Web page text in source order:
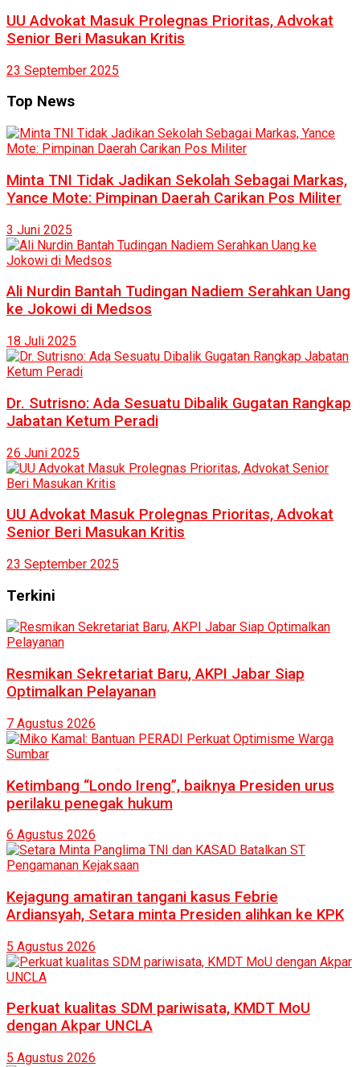
UU Advokat Masuk Prolegnas Prioritas, Advokat
Senior Beri Masukan Kritis
23 September 2025
Top News
Minta TNI Tidak Jadikan Sekolah Sebagai Markas,
Yance Mote: Pimpinan Daerah Carikan Pos Militer
3 Juni 2025
Ali Nurdin Bantah Tudingan Nadiem Serahkan Uang
ke Jokowi di Medsos
18 Juli 2025
Dr. Sutrisno: Ada Sesuatu Dibalik Gugatan Rangkap
Jabatan Ketum Peradi
26 Juni 2025
UU Advokat Masuk Prolegnas Prioritas, Advokat
Senior Beri Masukan Kritis
23 September 2025
Terkini
Resmikan Sekretariat Baru, AKPI Jabar Siap
Optimalkan Pelayanan
7 Agustus 2026
Ketimbang “Londo Ireng”, baiknya Presiden urus
perilaku penegak hukum
6 Agustus 2026
Kejagung amatiran tangani kasus Febrie
Ardiansyah, Setara minta Presiden alihkan ke KPK
5 Agustus 2026
Perkuat kualitas SDM pariwisata, KMDT MoU
dengan Akpar UNCLA
5 Agustus 2026